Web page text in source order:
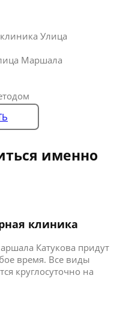
Улица
Маршала
именно
клиника
Катукова придут
время. Все виды
круглосуточно на